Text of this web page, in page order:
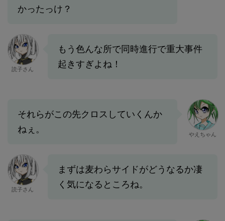
かったっけ？
読子さん
もう色んな所で同時進行で重大事件
起きすぎよね！
それらがこの先クロスしていくんか
ねぇ。
やえちゃん
読子さん
まずは麦わらサイドがどうなるか凄
く気になるところね。